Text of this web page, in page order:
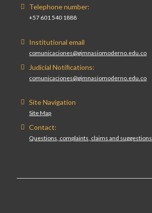
Telephone number:
+57 601 540 1888
Institutional email
comunicaciones@gimnasiomoderno.edu.co
Judicial Notifications:
comunicaciones@gimnasiomoderno.edu.co
Site Navigation
Site Map
Contact:
Questions, complaints, claims and suggestions